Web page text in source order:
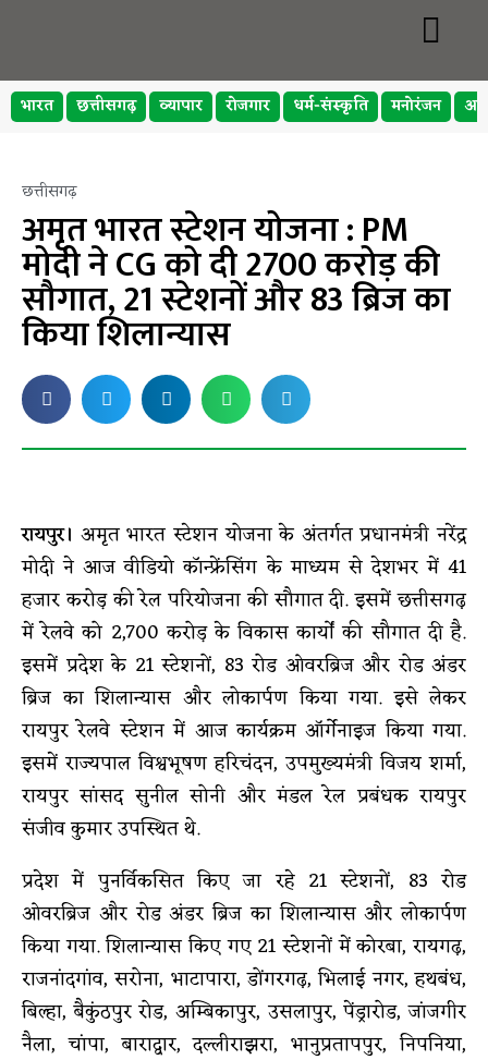
भारत छत्तीसगढ़ व्यापार रोजगार धर्म-संस्कृति मनोरंजन
छत्तीसगढ़
अमृत भारत स्टेशन योजना : PM
मोदी ने CG को दी 2700 करोड़ की
सौगात, 21 स्टेशनों और 83 ब्रिज का
किया शिलान्यास
रायपुर। अमृत भारत स्टेशन योजना के अंतर्गत प्रधानमंत्री नरेंद्र
मोदी ने आज वीडियो कॉन्फ्रेंसिंग के माध्यम से देशभर में 41
हजार करोड़ की रेल परियोजना की सौगात दी. इसमें छत्तीसगढ़
में रेलवे को 2,700 करोड़ के विकास कार्यों की सौगात दी है.
इसमें प्रदेश के 21 स्टेशनों, 83 रोड ओवरब्रिज और रोड अंडर
ब्रिज का शिलान्यास और लोकार्पण किया गया. इसे लेकर
रायपुर रेलवे स्टेशन में आज कार्यक्रम ऑर्गेनाइज किया गया.
इसमें राज्यपाल विश्वभूषण हरिचंदन, उपमुख्यमंत्री विजय शर्मा,
रायपुर सांसद सुनील सोनी और मंडल रेल प्रबंधक रायपुर
संजीव कुमार उपस्थित थे.
प्रदेश में पुनर्विकसित किए जा रहे 21 स्टेशनों, 83 रोड
ओवरब्रिज और रोड अंडर ब्रिज का शिलान्यास और लोकार्पण
किया गया. शिलान्यास किए गए 21 स्टेशनों में कोरबा, रायगढ़,
राजनांदगांव, सरोना, भाटापारा, डोंगरगढ़, भिलाई नगर, हथबंध,
बिल्हा, बैकुंठपुर रोड, अम्बिकापुर, उसलापुर, पेंड्रारोड, जांजगीर
नैला, चांपा, बाराद्वार, दल्लीराझरा, भानुप्रतापपुर, निपनिया,